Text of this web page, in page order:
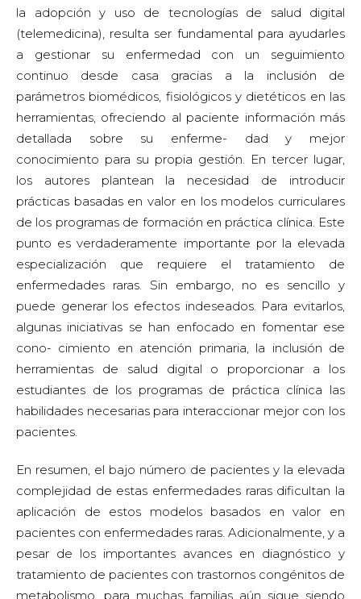
la adopción y uso de tecnologías de salud digital
(telemedicina), resulta ser fundamental para ayudarles
a gestionar su enfermedad con un seguimiento
continuo desde casa gracias a la inclusión de
parámetros biomédicos, fisiológicos y dietéticos en las
herramientas, ofreciendo al paciente información más
detallada sobre su enferme- dad y mejor
conocimiento para su propia gestión. En tercer lugar,
los autores plantean la necesidad de introducir
prácticas basadas en valor en los modelos curriculares
de los programas de formación en práctica clínica. Este
punto es verdaderamente importante por la elevada
especialización que requiere el tratamiento de
enfermedades raras. Sin embargo, no es sencillo y
puede generar los efectos indeseados. Para evitarlos,
algunas iniciativas se han enfocado en fomentar ese
cono- cimiento en atención primaria, la inclusión de
herramientas de salud digital o proporcionar a los
estudiantes de los programas de práctica clínica las
habilidades necesarias para interaccionar mejor con los
pacientes.
En resumen, el bajo número de pacientes y la elevada
complejidad de estas enfermedades raras dificultan la
aplicación de estos modelos basados en valor en
pacientes con enfermedades raras. Adicionalmente, y a
pesar de los importantes avances en diagnóstico y
tratamiento de pacientes con trastornos congénitos de
metabolismo, para muchas familias aún sigue siendo